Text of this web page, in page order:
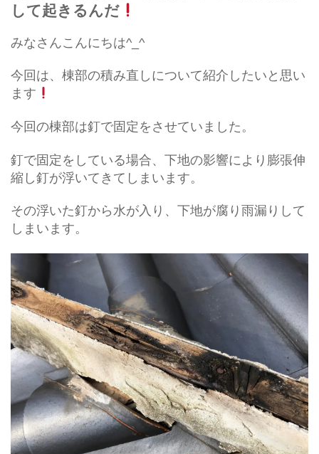
して起きるんだ
みなさんこんにちは^_^
今回は、棟部の積み直しについて紹介したいと思い
ます
今回の棟部は釘で固定をさせていました。
釘で固定をしている場合、下地の影響により膨張伸
縮し釘が浮いてきてしまいます。
その浮いた釘から水が入り、下地が腐り雨漏りして
しまいます。